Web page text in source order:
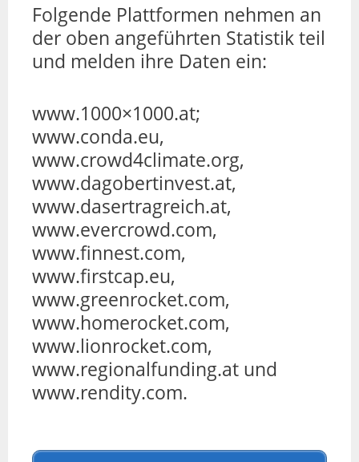
Folgende Plattformen nehmen an
der oben angeführten Statistik teil
und melden ihre Daten ein:
www.1000×1000.at;
www.conda.eu,
www.crowd4climate.org,
www.dagobertinvest.at,
www.dasertragreich.at,
www.evercrowd.com,
www.finnest.com,
www.firstcap.eu,
www.greenrocket.com,
www.homerocket.com,
www.lionrocket.com,
www.regionalfunding.at und
www.rendity.com.